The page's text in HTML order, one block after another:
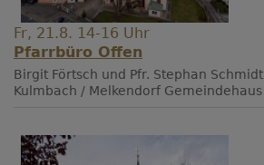
Fr, 21.8. 14-16 Uhr
Pfarrbüro Offen
Birgit Förtsch und Pfr. Stephan Schmidt
Kulmbach / Melkendorf Gemeindehaus